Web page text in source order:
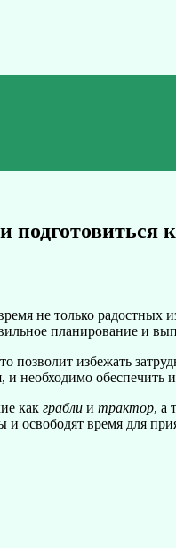
не только
планирование и
позволит избежать
и необходимо обеспечить
как грабли и трактор, а
время для